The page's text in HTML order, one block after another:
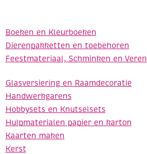
Boeken en Kleurboeken
Dierenpakketten en toebehoren
Feestmateriaal, Schminken en Veren
Glasversiering en Raamdecoratie
Handwerkgarens
Hobbysets en Knutselsets
Hulpmaterialen papier en karton
Kaarten maken
Kerst